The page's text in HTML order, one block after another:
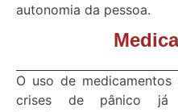
autonomia da pessoa.
O uso de
crises de pânico já